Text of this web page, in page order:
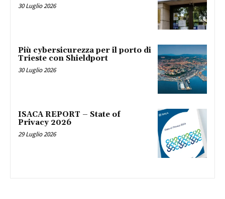
30 Luglio 2026
Più cybersicurezza per il porto di
Trieste con Shieldport
30 Luglio 2026
ISACA REPORT – State of
Privacy 2026
29 Luglio 2026